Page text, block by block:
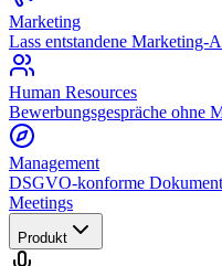
Marketing
Lass entstandene Marketing-
Human Resources
Bewerbungsgespräche ohne
Management
DSGVO-konforme
Meetings
Produkt